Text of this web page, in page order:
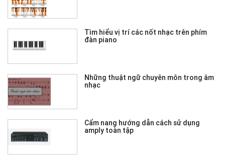
Tìm hiểu vị trí các nốt nhạc trên phím
đàn piano
Những thuật ngữ chuyên môn trong âm
nhạc
Cẩm nang hướng dẫn cách sử dụng
amply toàn tập